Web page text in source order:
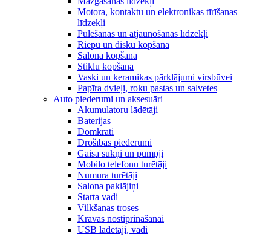
Motora, kontaktu un elektronikas tīrīšanas
līdzekļi
Pulēšanas un atjaunošanas līdzekļi
Riepu un disku kopšana
Salona kopšana
Stiklu kopšana
Vaski un keramikas pārklājumi virsbūvei
Papīra dvieļi, roku pastas un salvetes
Auto piederumi un aksesuāri
Akumulatoru lādētāji
Baterijas
Domkrati
Drošības piederumi
Gaisa sūkņi un pumpji
Mobilo telefonu turētāji
Numura turētāji
Salona paklājiņi
Starta vadi
Vilkšanas troses
Kravas nostiprināšanai
USB lādētāji, vadi